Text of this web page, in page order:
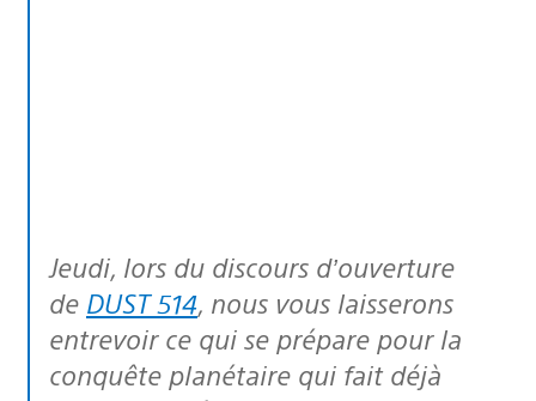
Jeudi, lors du discours d’ouverture
de DUST 514, nous vous laisserons
entrevoir ce qui se prépare pour la
conquête planétaire qui fait déjà